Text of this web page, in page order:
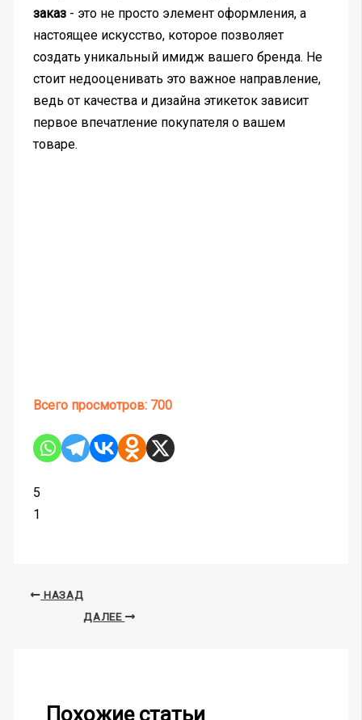
заказ- это не просто элемент оформления, а
настоящее искусство, которое позволяет
создать уникальный имидж вашего бренда. Не
стоит недооценивать это важное направление,
ведь от качества и дизайна этикеток зависит
первое впечатление покупателя о вашем
товаре.
Всего просмотров: 700
5
1
НАЗАД
ДАЛЕЕ
Похожие статьи